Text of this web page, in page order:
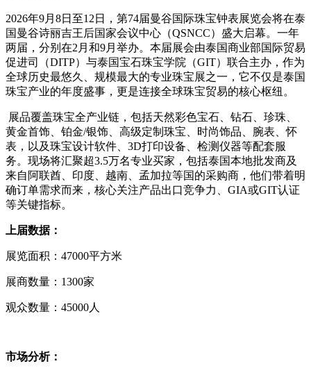
2026年9月8日至12日，第74届曼谷国际珠宝钟表展览会将在泰
国曼谷诗丽吉王后国家会议中心（QSNCC）盛大启幕。一年
两届，分别在2月和9月举办。本届展会由泰国商业部国际贸易
促进司（DITP）与泰国宝石珠宝学院（GIT）联合主办，作为
全球历史最悠久、规模最大的专业珠宝展之一，它不仅是泰国
珠宝产业的年度盛事，更是连接全球珠宝贸易的核心枢纽。
展品覆盖珠宝全产业链，包括天然彩色宝石、钻石、珍珠、
黄金首饰、铂金/银饰、高级定制珠宝、时尚饰品、腕表、怀
表，以及珠宝设计软件、3D打印设备、检测仪器等配套服
务。现场将汇聚超3.5万名专业买家，包括泰国本地批发商及
来自阿联酋、印度、越南、孟加拉等国的采购商，他们带着明
确订单需求而来，核心关注产品出口竞争力、GIA或GIT认证
等关键指标。
上届数据：
展览面积：47000平方米
展商数量：1300家
观众数量：45000人
市场分析：